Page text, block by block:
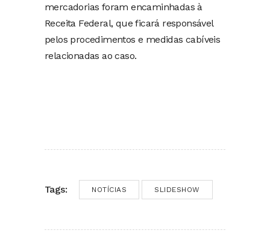
mercadorias foram encaminhadas à
Receita Federal, que ficará responsável
pelos procedimentos e medidas cabíveis
relacionadas ao caso.
Tags: NOTÍCIAS SLIDESHOW